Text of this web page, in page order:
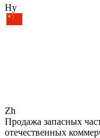
Hy
Zh
Продажа запасных
отечественных